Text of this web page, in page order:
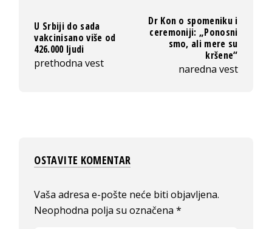
U Srbiji do sada
vakcinisano više od
426.000 ljudi
prethodna vest
Dr Kon o spomeniku i
ceremoniji: „Ponosni
smo, ali mere su
kršene“
naredna vest
OSTAVITE KOMENTAR
Vaša adresa e-pošte neće biti objavljena.
Neophodna polja su označena*